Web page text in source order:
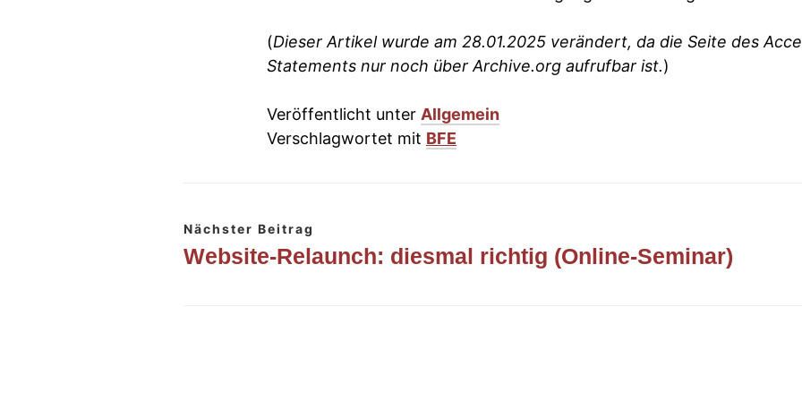
(Dieser Artikel wurde am 28.01.2025 verändert, da die Seite des
Statements nur noch über Archive.org aufrufbar ist.)
Veröffentlicht unter Allgemein
Verschlagwortet mit BFE
Nächster Beitrag
Website-Relaunch: diesmal richtig (Online-Seminar)